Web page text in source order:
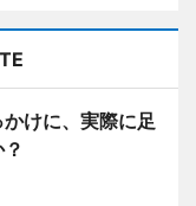
けに、実際に足